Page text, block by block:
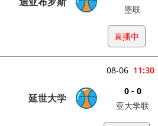
墨联
直播中
11:30
08-06
延世大学
0 - 0
亚大学联